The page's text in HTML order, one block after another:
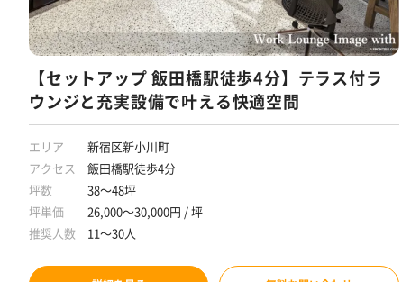
【セットアップ 飯田橋駅徒歩4分】テラス付ラ
ウンジと充実設備で叶える快適空間
エリア
新宿区新小川町
アクセス
飯田橋駅徒歩4分
坪数
38～48坪
坪単価
26,000～30,000円 / 坪
推奨人数
11～30人